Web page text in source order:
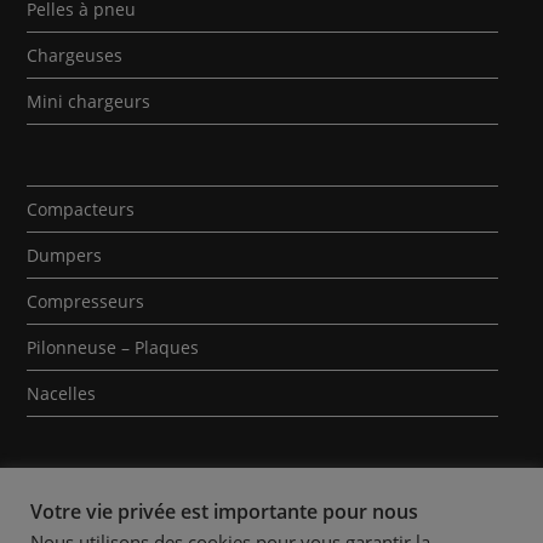
Pelles à pneu
Chargeuses
Mini chargeurs
Compacteurs
Dumpers
Compresseurs
Pilonneuse – Plaques
Nacelles
Votre vie privée est importante pour nous